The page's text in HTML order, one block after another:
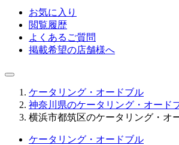
お気に入り
閲覧履歴
よくあるご質問
掲載希望の店舗様へ
ケータリング・オードブル
神奈川県のケータリング・オード
横浜市都筑区のケータリング・オ
ケータリング・オードブル